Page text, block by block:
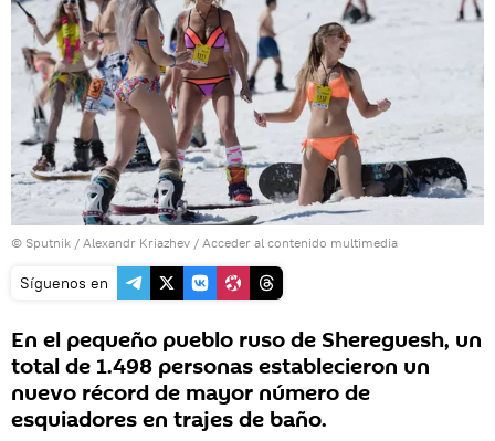
© Sputnik / Alexandr Kriazhev / Acceder al contenido multimedia
Síguenos en
En el pequeño pueblo ruso de Shereguesh, un
total de 1.498 personas establecieron un
nuevo récord de mayor número de
esquiadores en trajes de baño.